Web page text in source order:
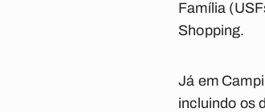
Família
Shopping.
Já em
incluindo os